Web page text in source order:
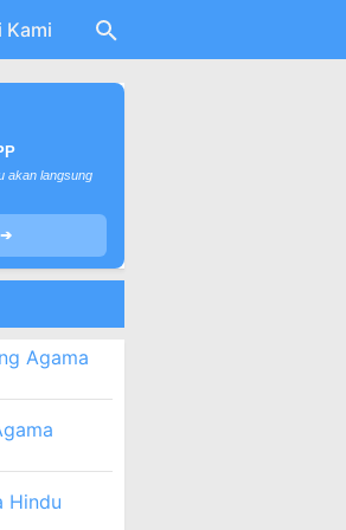
akan langsung
➔
Agama
Hindu